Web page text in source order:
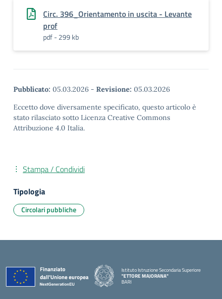
Circ. 396_Orientamento in uscita - Levante
prof
pdf - 299 kb
Pubblicato: 05.03.2026 - Revisione: 05.03.2026
Eccetto dove diversamente specificato, questo articolo è
stato rilasciato sotto Licenza Creative Commons
Attribuzione 4.0 Italia.
Stampa / Condividi
Tipologia
Circolari pubbliche
Istituto Istruzione Secondaria Superiore
"ETTORE MAJORANA"
BARI